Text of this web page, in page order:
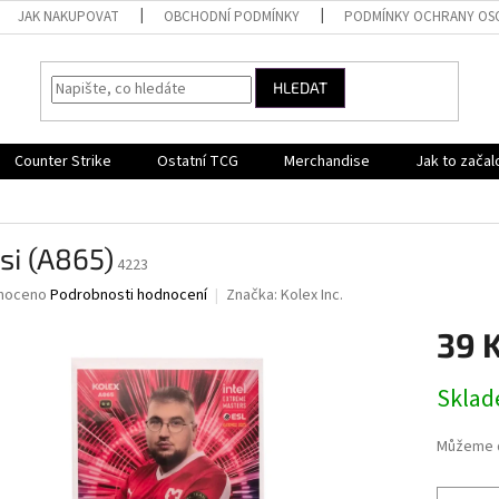
JAK NAKUPOVAT OBCHODNÍ PODMÍNKY PODMÍNKY OCHRANY
HLEDAT
Counter Strike Ostatní TCG Merchandise Jak to
(A865) 4223
Podrobnosti hodnocení Značka: Kolex Inc.
39
cena:
Můžeme